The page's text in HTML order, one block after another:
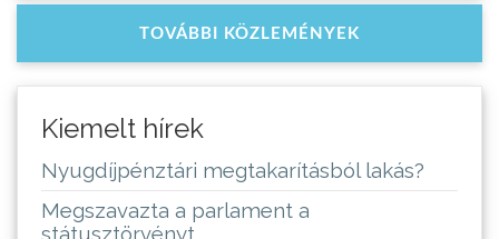
TOVÁBBI KÖZLEMÉNYEK
Kiemelt hírek
Nyugdíjpénztári megtakarításból lakás?
Megszavazta a parlament a
státusztörvényt